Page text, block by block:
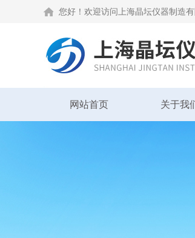
您好！欢迎访问上海晶坛仪器制造有
网站首页 关于我